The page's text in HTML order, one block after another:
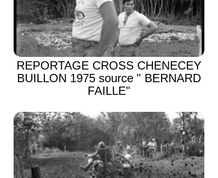
REPORTAGE CROSS CHENECEY
BUILLON 1975 source " BERNARD
FAILLE"